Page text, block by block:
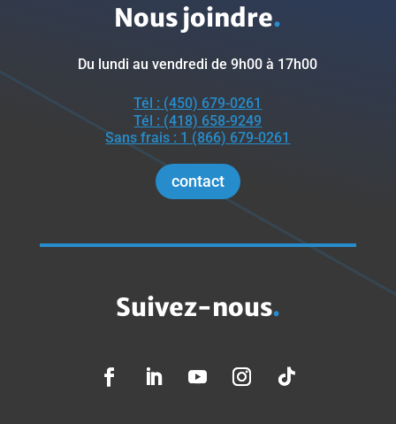
Nous joindre.
Du lundi au vendredi de 9h00 à 17h00
Tél : (450) 679-0261
Tél : (418) 658-9249
Sans frais : 1 (866) 679-0261
contact
Suivez-nous.